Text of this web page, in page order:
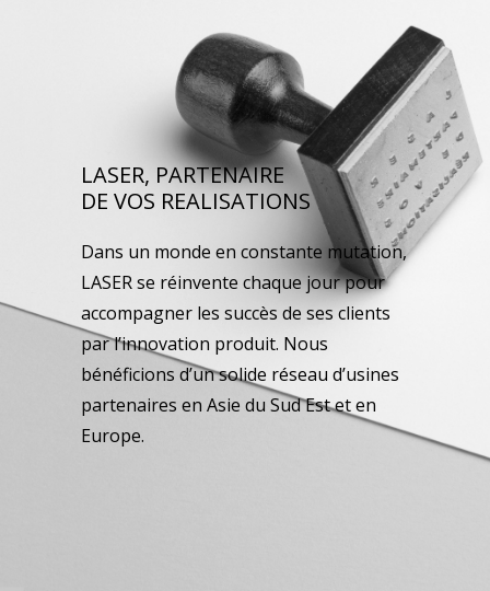
LASER, PARTENAIRE
DE VOS REALISATIONS
Dans un monde en constante mutation,
LASER se réinvente chaque jour pour
accompagner les succès de ses clients
par l’innovation produit. Nous
bénéficions d’un solide réseau d’usines
partenaires en Asie du Sud Est et en
Europe.